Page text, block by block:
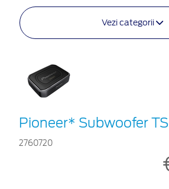
Vezi categorii
Pioneer* Subwoofer
2760720